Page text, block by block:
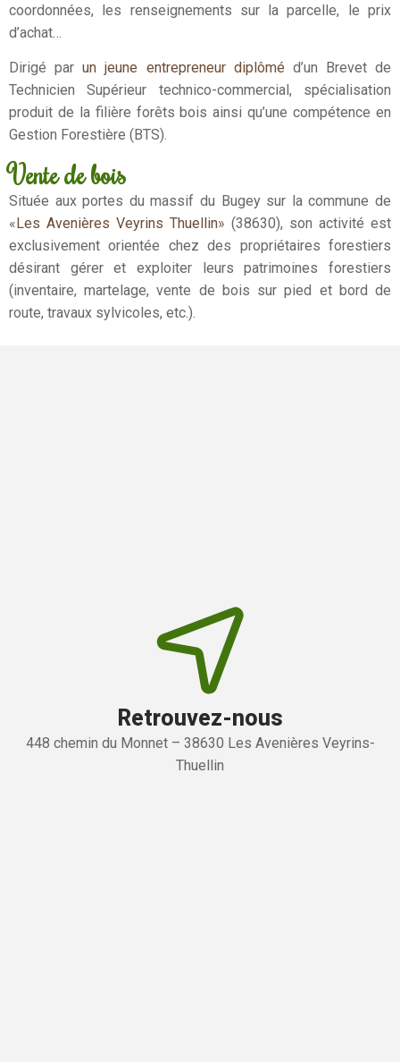
coordonnées, les renseignements sur la parcelle, le prix
d’achat…
Dirigé parun jeune entrepreneur diplômé d’un Brevet de
Technicien Supérieur technico-commercial, spécialisation
produit de la filière forêts bois ainsi qu’une compétence en
Gestion Forestière (BTS).
Vente de bois
Située aux portes du massif du Bugey sur la commune de
«Les Avenières Veyrins Thuellin» (38630), son activité est
exclusivement orientée chez des propriétaires forestiers
désirant gérer et exploiter leurs patrimoines forestiers
(inventaire, martelage, vente de bois sur pied et bord de
route, travaux sylvicoles, etc.).
Retrouvez-nous
448 chemin du Monnet – 38630 Les Avenières Veyrins-
Thuellin